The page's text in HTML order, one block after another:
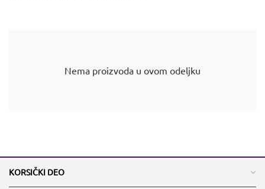
Nema proizvoda u ovom odeljku
KORSIČKI DEO